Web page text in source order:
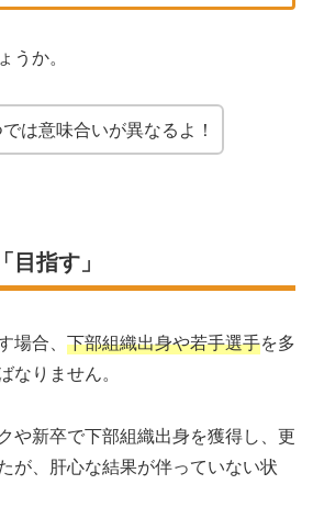
か。
では意味合いが異なるよ！
指す」
合、 下部組織出身や若手選手を多
なりません。
や新卒で下部組織出身を獲得し、更
が、肝心な結果が伴っていない状